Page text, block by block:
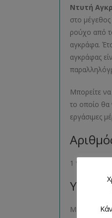
Ντυτή
στο
ρούχο από
αγκράφα.
αγκράφας
Μπορείτε να
το οποίο θα
εργάσιμες
1 τεμάχιο
Υλικό
Μεταλλικό